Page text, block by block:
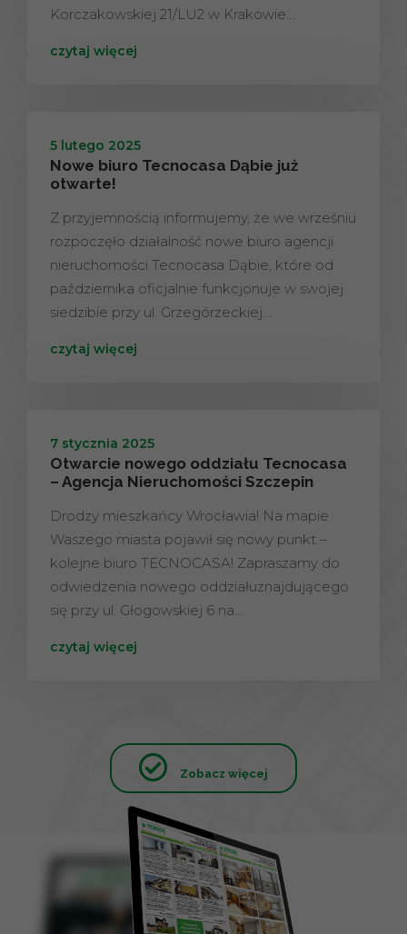
Korczakowskiej 21/LU2 w Krakowie.…
czytaj więcej
5 lutego 2025
Nowe biuro Tecnocasa Dąbie już
otwarte!
Z przyjemnością informujemy, że we wrześniu
rozpoczęło działalność nowe biuro agencji
nieruchomości Tecnocasa Dąbie, które od
października oficjalnie funkcjonuje w swojej
siedzibie przy ul. Grzegórzeckiej…
czytaj więcej
7 stycznia 2025
Otwarcie nowego oddziału Tecnocasa
– Agencja Nieruchomości Szczepin
Drodzy mieszkańcy Wrocławia! Na mapie
Waszego miasta pojawił się nowy punkt –
kolejne biuro TECNOCASA! Zapraszamy do
odwiedzenia nowego oddziałuznajdującego
się przy ul. Głogowskiej 6 na…
czytaj więcej
Zobacz więcej